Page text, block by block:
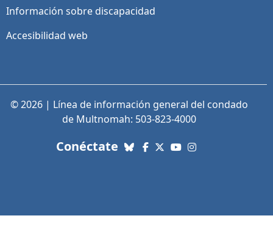
Información sobre discapacidad
Accesibilidad web
© 2026 | Línea de información general del condado
de Multnomah: 503-823-4000
Conéctate con nosotros. Enlaces a
Bluesky
Facebook
X (Twitter)
YouTube
Instagram